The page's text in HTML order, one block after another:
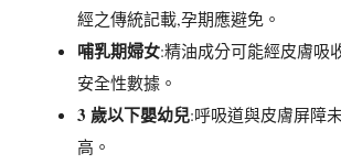
經之傳統記載,孕期應避免。
哺乳期婦女:精油成分可能經皮膚吸
安全性數據。
3 歲以下嬰幼兒:呼吸道與皮膚屏障
高。